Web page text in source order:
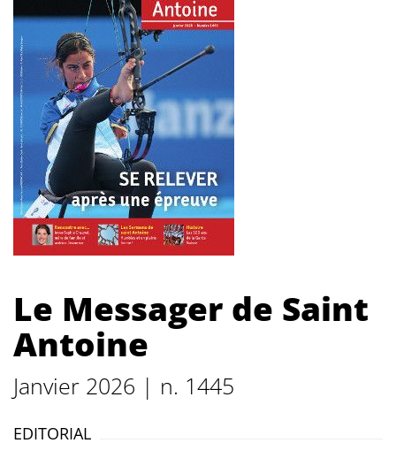
Le Messager de Saint
Antoine
Janvier 2026 | n. 1445
EDITORIAL